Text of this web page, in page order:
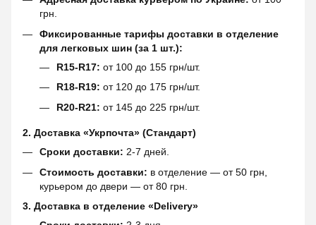
грн.
Фиксированные тарифы доставки в отделение
для легковых шин (за 1 шт.):
R15-R17: от 100 до 155 грн/шт.
R18-R19: от 120 до 175 грн/шт.
R20-R21: от 145 до 225 грн/шт.
2. Доставка «Укрпочта» (Стандарт)
Сроки доставки: 2-7 дней.
Стоимость доставки: в отделение — от 50 грн,
курьером до двери — от 80 грн.
3. Доставка в отделение «Delivery»